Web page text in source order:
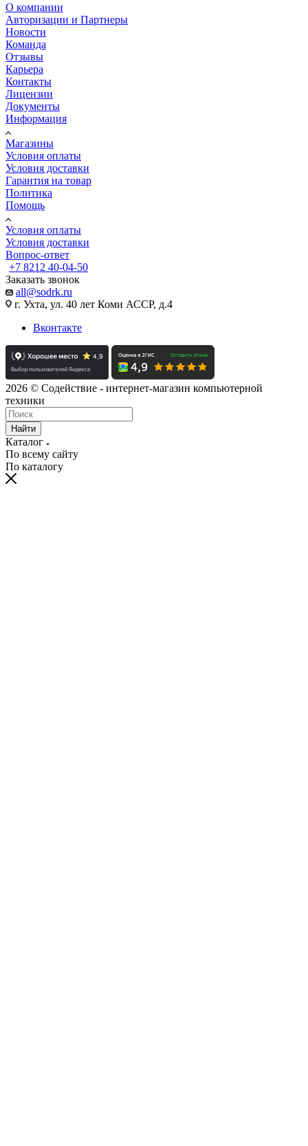
О компании
Авторизации и Партнеры
Новости
Команда
Отзывы
Карьера
Контакты
Лицензии
Документы
Информация
Магазины
Условия оплаты
Условия доставки
Гарантия на товар
Политика
Помощь
Условия оплаты
Условия доставки
Вопрос-ответ
+7 8212 40-04-50
Заказать звонок
all@sodrk.ru
г. Ухта, ул. 40 лет Коми АССР, д.4
Вконтакте
2026 © Содействие - интернет-магазин компьютерной
техники
Найти
Каталог
По всему сайту
По каталогу